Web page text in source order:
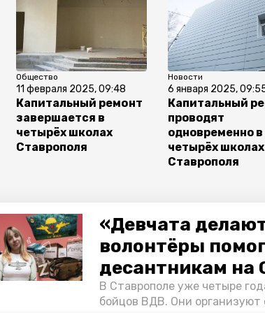
«Девчата
волонтёры
десантникам на
В Ставрополе уже четыре
бойцов ВДВ. Они организуют
Общество
11 февраля 2025, 09:48
Капитальный ремонт
завершается в
четырёх школах
Ставрополя
Новости
6 января 2025,
Капитальный
проводят
одновременно в
четырёх школах
Ставрополя
Все новости
ставропольский край ремонт школ